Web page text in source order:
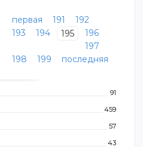
91
459
57
43
первая 191
192
193
194 195
196
197
198
199 последняя